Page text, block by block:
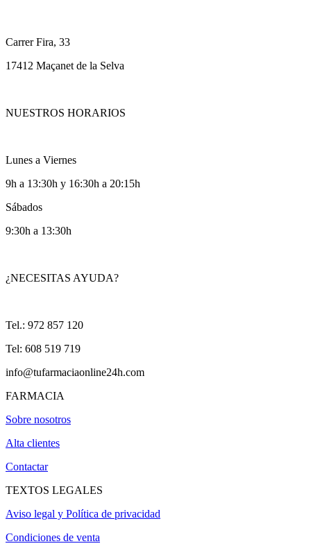
Carrer Fira, 33
17412 Maçanet de la Selva
NUESTROS HORARIOS
Lunes a Viernes
9h a 13:30h y 16:30h a 20:15h
Sábados
9:30h a 13:30h
¿NECESITAS AYUDA?
Tel.: 972 857 120
Tel: 608 519 719
info@tufarmaciaonline24h.com
FARMACIA
Sobre nosotros
Alta clientes
Contactar
TEXTOS LEGALES
Aviso legal y Política de privacidad
Condiciones de venta